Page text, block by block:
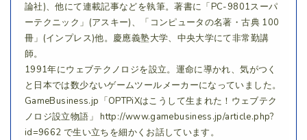
論社)、他にて連載記事などを執筆。著書に「PC-9801スーパ
ーテクニック」(アスキー)、「コンピュータの名著・古典 100
冊」(インプレス)他。慶應義塾大学、中央大学にて非常勤講
師。
1991年にウェブテクノロジを設立。運命に導かれ、気がつく
と日本では数少ないゲームツールメーカーになっていました。
GameBusiness.jp「OPTPiXはこうして生まれた！ウェブテク
ノロジ設立物語」 http://www.gamebusiness.jp/article.php?
id=9662 で生い立ちを細かくお話しています。